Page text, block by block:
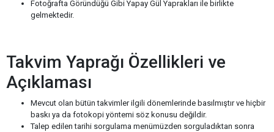
Fotoğrafta Göründüğü Gibi Yapay Gül Yaprakları ile birlikte
gelmektedir.
Takvim Yaprağı Özellikleri ve
Açıklaması
Mevcut olan bütün takvimler ilgili dönemlerinde basılmıştır ve hiçbir
baskı ya da fotokopi yöntemi söz konusu değildir.
Talep edilen tarihi sorgulama menümüzden sorguladıktan sonra